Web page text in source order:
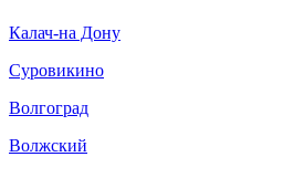
Калач-на Дону
Суровикино
Волгоград
Волжский